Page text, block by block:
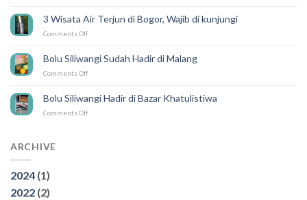
DELIVERY
GEBYAR
3 Wisata Air Terjun di Bogor, Wajib di kunjungi
Comments Offon
Air
Terjun
Bogor,
Wajib
di
Bolu Siliwangi Sudah Hadir di Malang
Comments Offon
Sudah
Hadir
Bolu Siliwangi Hadir di Bazar Khatulistiwa
Comments Offon
ARCHIVE
2024 (1)
2022 (2)